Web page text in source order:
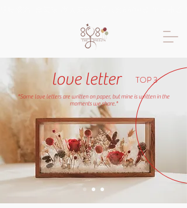
love letter TOP 3
"Some love letters are written on paper, but mine is written in the
moments we share."